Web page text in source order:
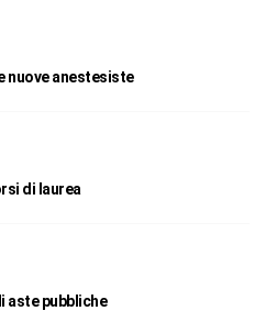
nuove anestesiste
di laurea
aste pubbliche